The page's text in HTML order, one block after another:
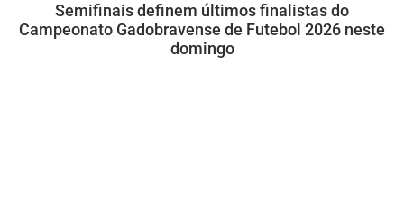
Semifinais definem últimos finalistas do
Campeonato Gadobravense de Futebol 2026 neste
domingo